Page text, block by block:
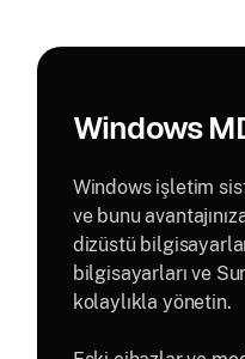
Windows
Windows işletim
ve bunu
dizüstü
bilgisayarları ve
kolaylıkla yönetin.